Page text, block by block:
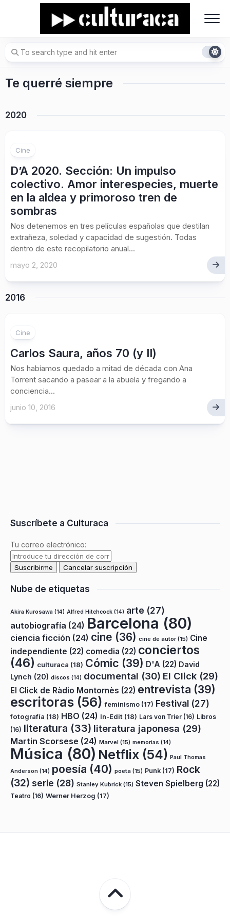
Te querré siempre
2020
Cine
D’A 2020. Sección: Un impulso
colectivo. Amor interespecies, muerte
en la aldea y primoroso tren de
sombras
Nos detenemos en tres películas españolas que destilan
extrañeza, soledad y capacidad de sugestión. Todas
dentro de este recopilatorio anual...
mayo 2, 2020
2016
Cine
Carlos Saura, años 70 (y II)
Nos habíamos quedado a mitad de década con Ana
Torrent sacando a pasear a la abuela y fregando a
conciencia...
junio 10, 2016
Suscríbete a Culturaca
Tu correo electrónico:
Nube de etiquetas
Akira Kurosawa (14) Alfred Hitchcock (14) arte (27)
autobiografía (24) Barcelona (80)
ciencia ficción (24) cine (36) cine de autor(15) Cine
independiente (22) comedia (22) conciertos
(46) culturaca (18) Cómic (39) D'A (22) David
Lynch (20) discos (14) documental (30) El Click (29)
El Click de Ràdio Montornès (22) entrevista (39)
escritoras (56) feminismo (17) Festival (27)
fotografía (18) HBO (24) In-Edit (18) Lars von Trier (16) Libros
(16) literatura (33) literatura japonesa (29)
Martin Scorsese (24) Marvel (15) memorias (14)
Música (80) Netflix (54) Paul Thomas
Anderson (14) poesía (40) poeta (15) Punk (17) Rock
(32) serie (28) Stanley Kubrick (15) Steven Spielberg (22)
Teatro (16) Werner Herzog (17)